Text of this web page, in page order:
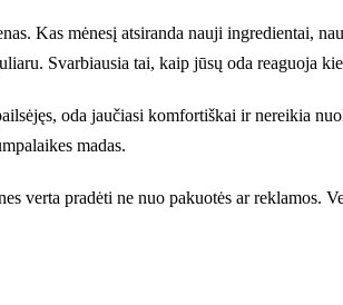
Kas mėnesį atsiranda nauji ingredientai,
Svarbiausia tai, kaip jūsų oda reaguoja
oda jaučiasi komfortiškai ir nereikia
madas.
verta pradėti ne nuo pakuotės ar reklamos.